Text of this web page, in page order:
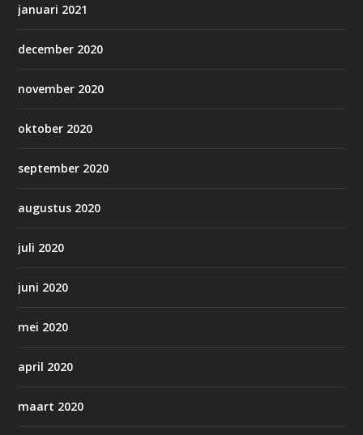
januari 2021
december 2020
november 2020
oktober 2020
september 2020
augustus 2020
juli 2020
juni 2020
mei 2020
april 2020
maart 2020